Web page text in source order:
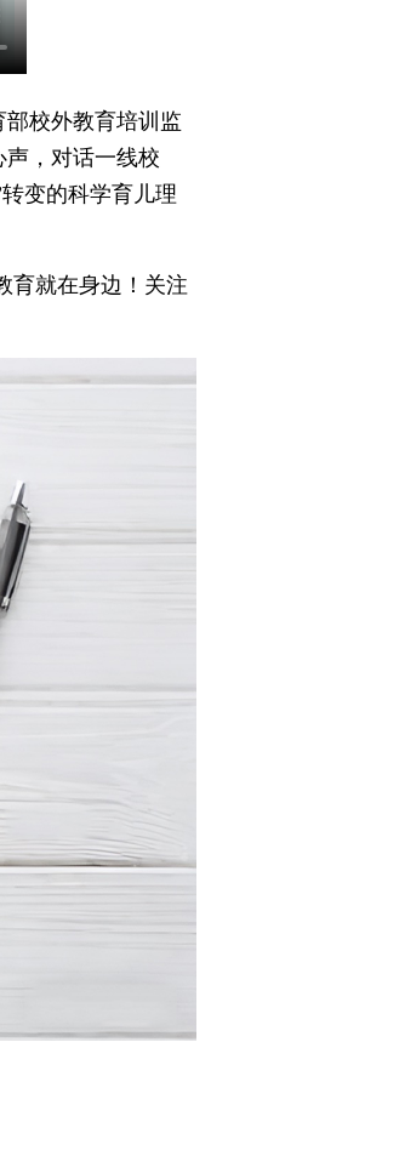
部校外教育培训监
，对话一线校
变的科学育儿理
育就在身边！关注